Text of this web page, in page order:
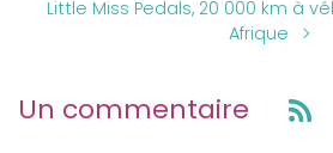
Little Miss Pedals, 20 000 km à
Afrique
Un commentaire